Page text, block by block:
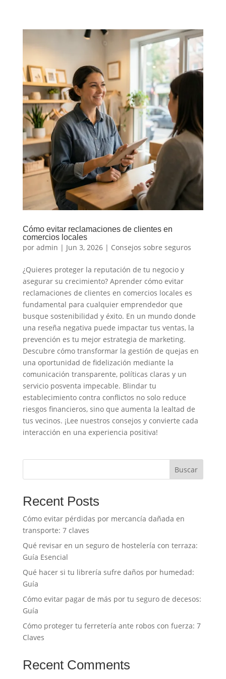
Cómo evitar reclamaciones de clientes en
comercios locales
por admin | Jun 3, 2026| Consejos sobre seguros
¿Quieres proteger la reputación de tu negocio y
asegurar su crecimiento? Aprender cómo evitar
reclamaciones de clientes en comercios locales es
fundamental para cualquier emprendedor que
busque sostenibilidad y éxito. En un mundo donde
una reseña negativa puede impactar tus ventas, la
prevención es tu mejor estrategia de marketing.
Descubre cómo transformar la gestión de quejas en
una oportunidad de fidelización mediante la
comunicación transparente, políticas claras y un
servicio posventa impecable. Blindar tu
establecimiento contra conflictos no solo reduce
riesgos financieros, sino que aumenta la lealtad de
tus vecinos. ¡Lee nuestros consejos y convierte cada
interacción en una experiencia positiva!
Buscar
Recent Posts
Cómo evitar pérdidas por mercancía dañada en
transporte: 7 claves
Qué revisar en un seguro de hostelería con terraza:
Guía Esencial
Qué hacer si tu librería sufre daños por humedad:
Guía
Cómo evitar pagar de más por tu seguro de decesos:
Guía
Cómo proteger tu ferretería ante robos con fuerza: 7
Claves
Recent Comments